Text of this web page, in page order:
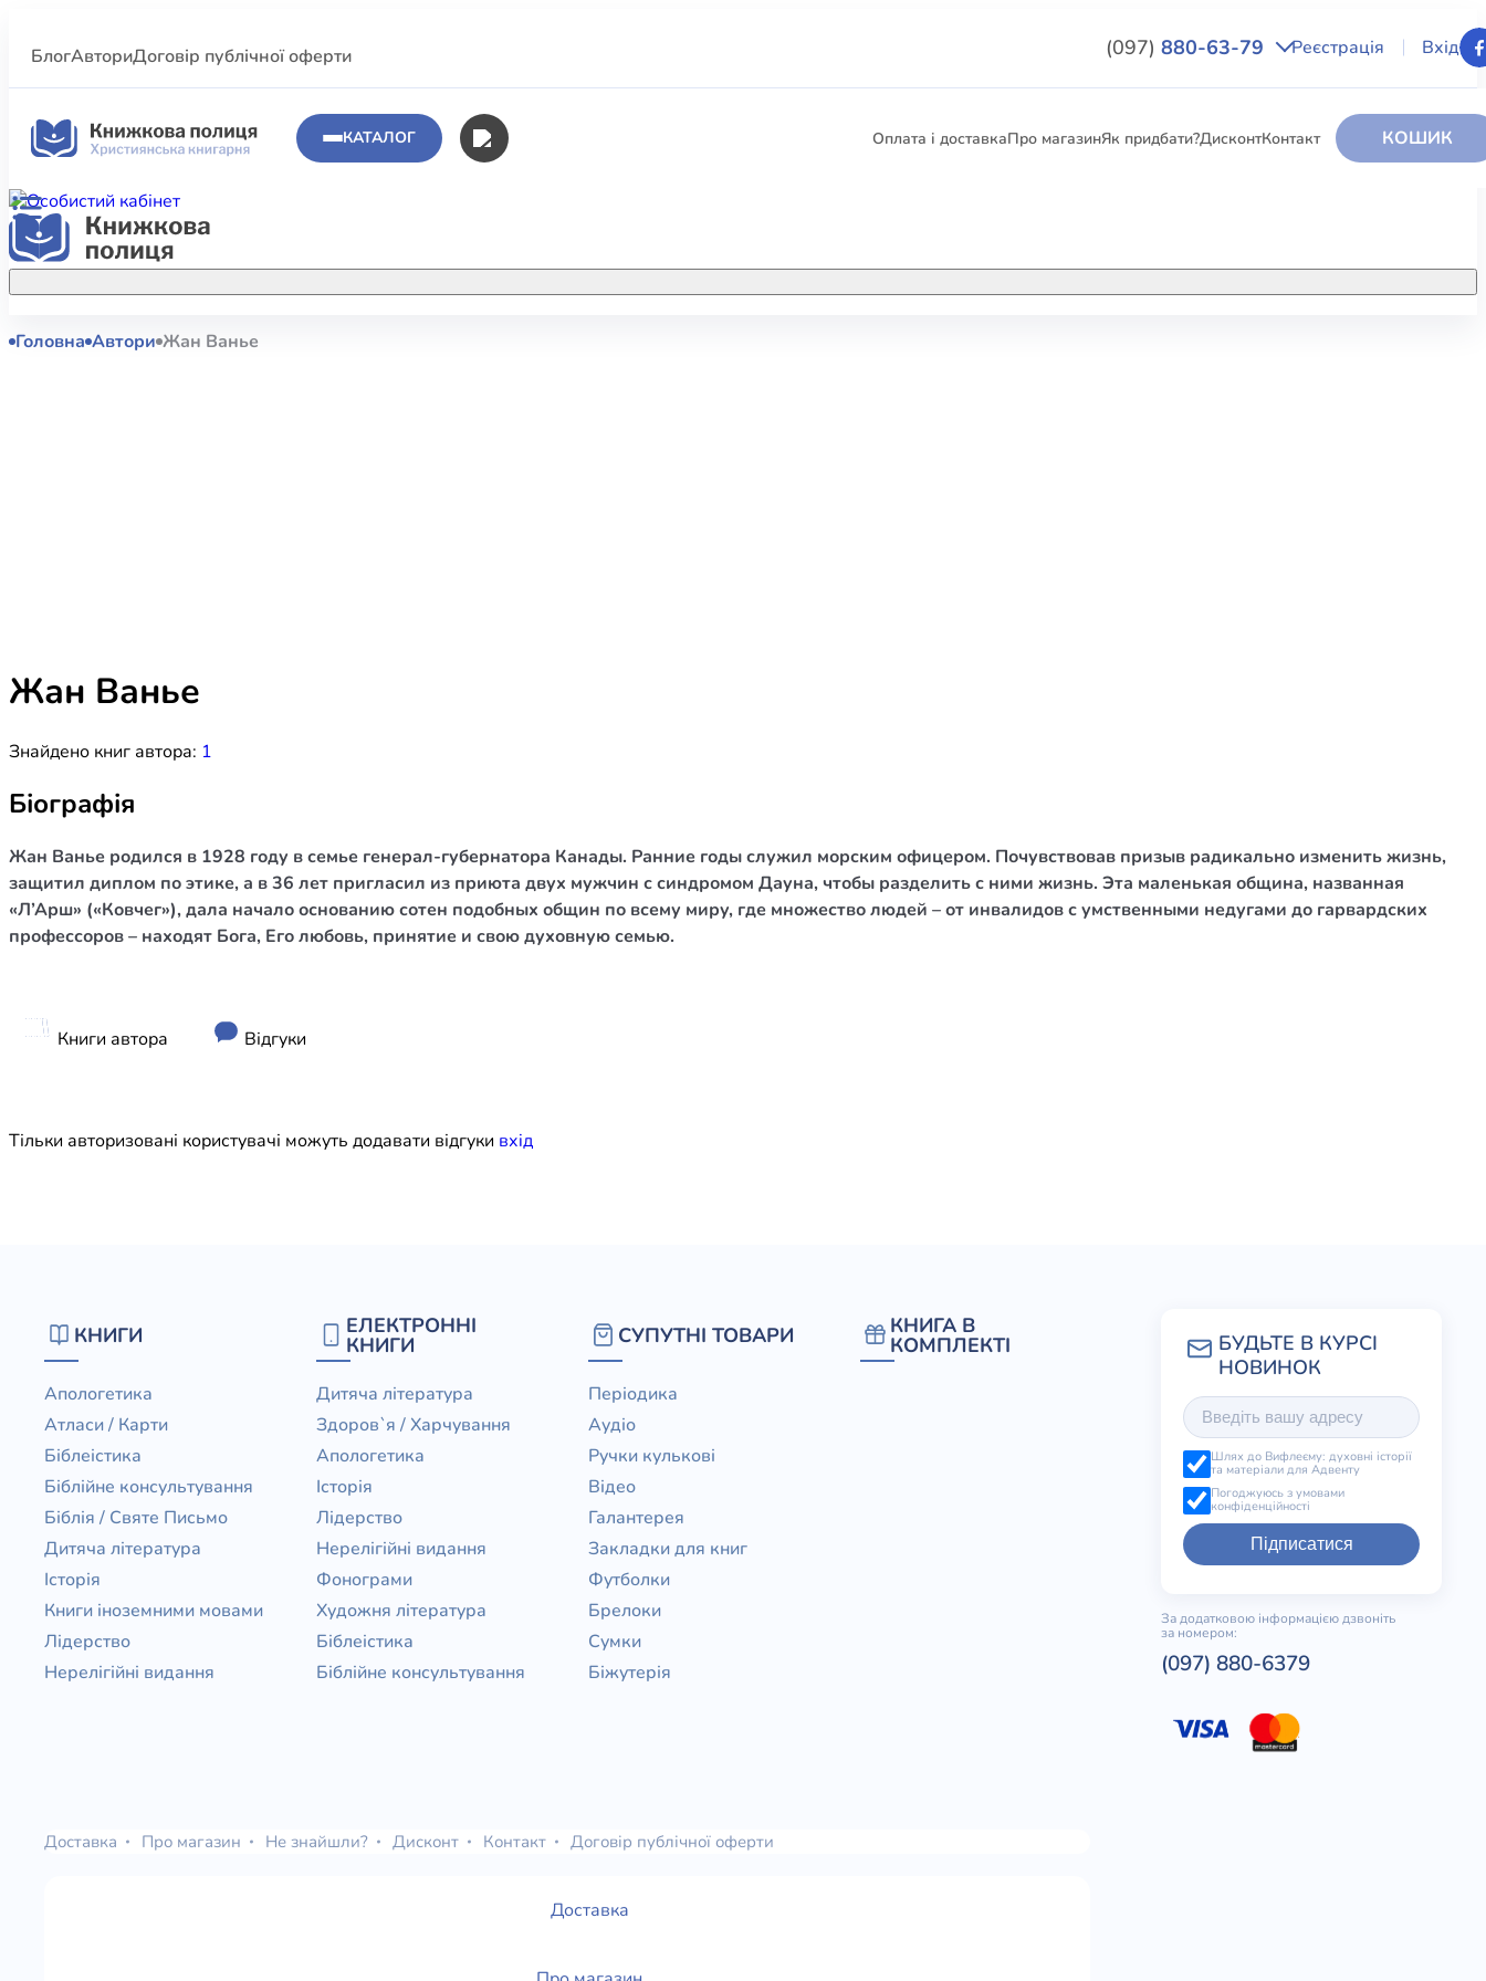
БлогАвториДоговір публічної оферти (097) 880-63-79 Реєстрація Вхід
КАТАЛОГ Оплата і доставкаПро магазинЯк придбати?ДисконтКонтакт КОШИК
Акційні пропозиції
полиці.
КНИГИ
Богослів`я
Шлюб і сім`я
ЕЛЕКТРОННІ КНИГИ
Головна Автори Жан Ванье
Жан Ванье
Знайдено книг автора: 1
Біографія
Жан Ванье родился в 1928 году в семье генерал-губернатора Канады. Ранние годы служил морским офицером. Почувствовав призыв радикально изменить жизнь,
защитил диплом по этике, а в 36 лет пригласил из приюта двух мужчин с синдромом Дауна, чтобы разделить с ними жизнь. Эта маленькая община, названная
«Л’Арш» («Ковчег»), дала начало основанию сотен подобных общин по всему миру, где множество людей – от инвалидов с умственными недугами до гарвардских
профессоров – находят Бога, Его любовь, принятие и свою духовную семью.
Книги автора Відгуки
Тільки авторизовані користувачі можуть додавати відгуки вхiд
КНИГИ
Апологетика
Атласи / Карти
Біблеістика
Біблійне консультування
Біблія / Святе Письмо
Дитяча література
Історія
Книги іноземними мовами
Лідерство
Нерелігійні видання
ЕЛЕКТРОННІ
КНИГИ
Дитяча література
Здоров`я / Харчування
Апологетика
Історія
Лідерство
Нерелігійні видання
Фонограми
Художня література
Біблеістика
Біблійне консультування
СУПУТНІ ТОВАРИ
Періодика
Аудіо
Ручки кулькові
Відео
Галантерея
Закладки для книг
Футболки
Брелоки
Сумки
Біжутерія
КНИГА В
КОМПЛЕКТІ
Шлях до Вифлеєму: духовні історії
та матеріали для Адвенту
Погоджуюсь з умовами
конфіденційності
Підписатися
За додатковою інформацією дзвоніть
за номером:
(097) 880-6379
Доставка Про магазин Не знайшли? Дисконт Контакт Договір публічної оферти
Доставка